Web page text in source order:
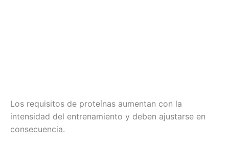
Los requisitos de proteínas aumentan con la
intensidad del entrenamiento y deben ajustarse en
consecuencia.